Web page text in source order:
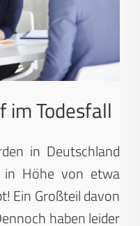
im Todesfall
in Deutschland
in Höhe von etwa
Ein Großteil davon
haben leider